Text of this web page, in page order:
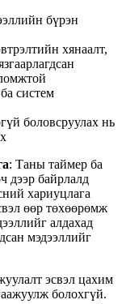
бүрэн
хянаалт,
систем
боловсруулах нь
: Таны таймер ба
дээр байрлалд
хариуцлага
өөр төхөөрөмж
алдахад
мэдээллийг
эсвэл цахим
болохгүй.